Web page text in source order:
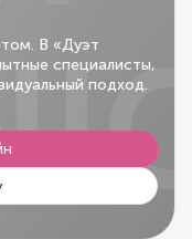
В «Дуэт
специалисты,
подход.